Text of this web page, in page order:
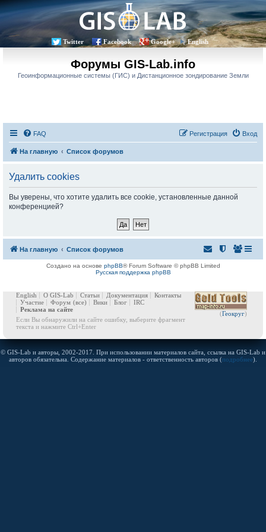
Twitter Facebook Google+ English
Форумы GIS-Lab.info
Геоинформационные системы (ГИС) и Дистанционное зондирование Земли
FAQ Вход
Регистрация
На главную Список форумов
Удалить cookies
Вы уверены, что хотите удалить все cookie, установленные данной
конференцией?
На главную Список форумов
Создано на основе phpBB® Forum Software © phpBB Limited
Русская поддержка phpBB
(Геокруг)
English О GIS-Lab Статьи Документация
Контакты
Участие
Форум (все) Вики Блог
IRC
Реклама на сайте
Если Вы обнаружили на сайте ошибку, выберите фрагмент
текста и нажмите Ctrl+Enter
© GIS-Lab и авторы, 2002-2017. При использовании материалов сайта, ссылка на GIS-Lab и
авторов обязательна. Содержание материалов - ответственность авторов (подробнее).